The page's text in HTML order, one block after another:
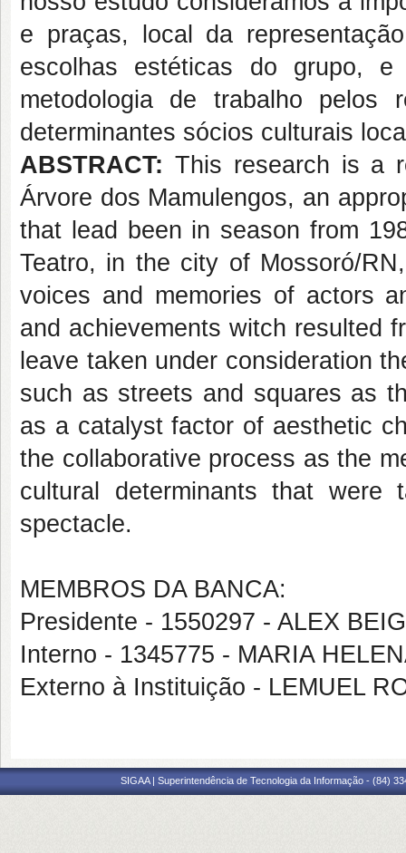
e praças, local da
escolhas estéticas do grupo,
metodologia de trabalho pelos
determinantes sócios culturais
ABSTRACT: This research is a
Árvore dos Mamulengos, an
that lead been in season from
Teatro, in the city of Mossoró/
voices and memories of actors
and achievements witch resulted
leave taken under consideration
such as streets and squares as
as a catalyst factor of aesthetic
the collaborative process as the
cultural determinants that were
spectacle.
MEMBROS DA BANCA:
Presidente - 1550297 - ALEX
Interno - 1345775 - MARIA
Externo à Instituição - LEMUEL
SIGAA | Superintendência de Tecnologia da Informação - (84)